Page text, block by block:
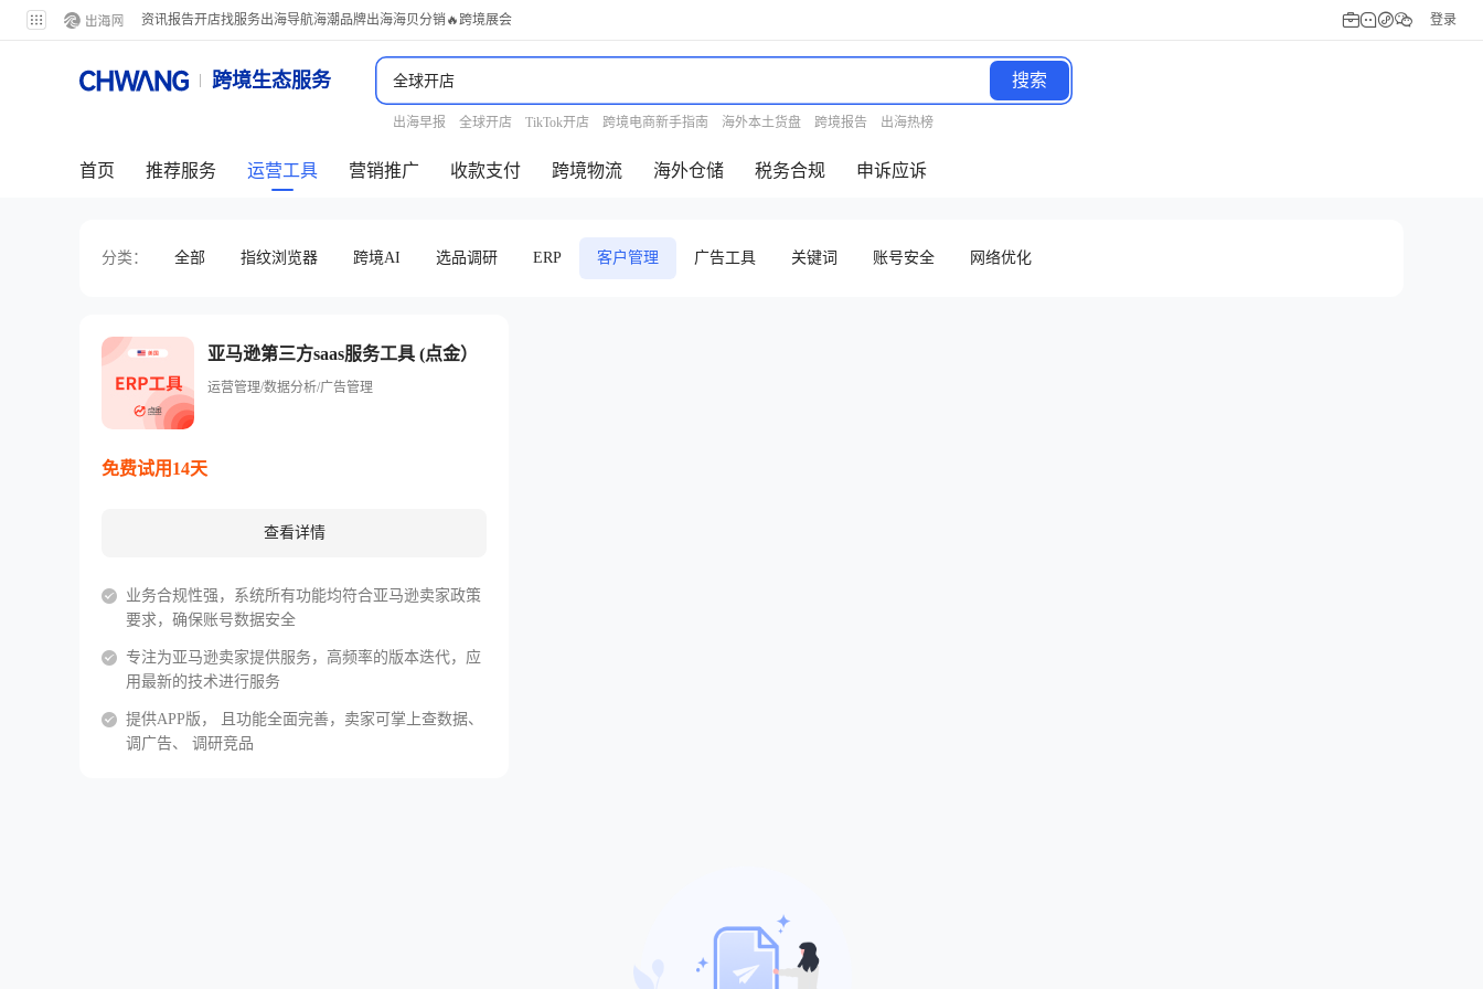
资讯报告开店找服务出海导航海潮品牌出海海贝分销 🔥跨境展会 登录
跨境生态服务 搜索
出海早报 全球开店 TikTok开店 跨境电商新手指南 海外本土货盘 跨境报告 出海热榜
首页 推荐服务 运营工具 营销推广 收款支付 跨境物流 海外仓储 税务合规 申诉应诉
分类： 全部 指纹浏览器 跨境AI 选品调研 ERP 客户管理 广告工具 关键词 账号安全 网络优化
亚马逊第三方saas服务工具 (点金）
运营管理/数据分析/广告管理
免费试用14天
查看详情
业务合规性强，系统所有功能均符合亚马逊卖家政策
要求，确保账号数据安全
专注为亚马逊卖家提供服务，高频率的版本迭代，应
用最新的技术进行服务
提供APP版， 且功能全面完善，卖家可掌上查数据、
调广告、 调研竞品